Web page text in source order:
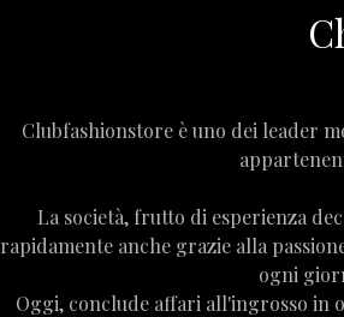
Clubfashionstore è uno dei leader
La società, frutto di esperienza
rapidamente anche grazie alla
ogni
Oggi, conclude affari all'ingrosso in